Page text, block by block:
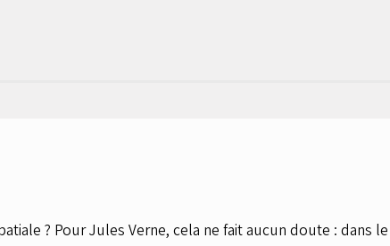
? Pour Jules Verne, cela ne fait aucun doute : dans